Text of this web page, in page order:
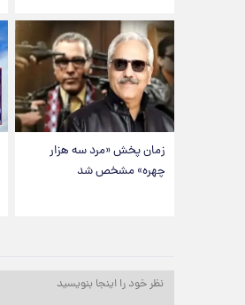
زمان پخش «مرد سه هزار
چهره» مشخص شد